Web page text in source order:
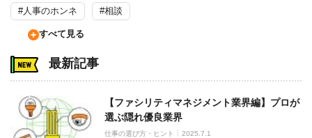
#人事のホンネ #相談
すべて見る
最新記事
【ファシリティマネジメント業界編】プロが
選ぶ隠れ優良業界
仕事の選び方・ヒント 2025.7.1